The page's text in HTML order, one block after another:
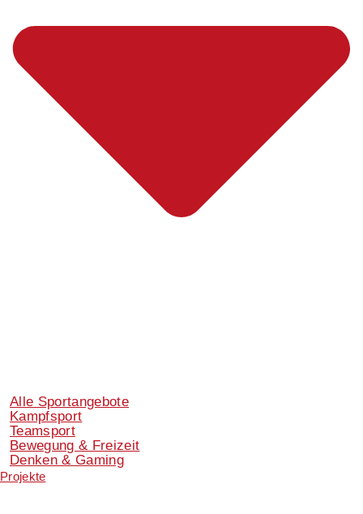
Alle Sportangebote
Kampfsport
Teamsport
Bewegung & Freizeit
Denken & Gaming
Projekte